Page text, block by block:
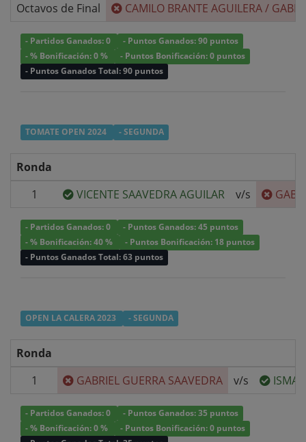
Octavos de Final
CAMILO BRANTE AGUILERA/
- Partidos Ganados: 0
- Puntos Ganados: 90 puntos
- % Bonificación: 0 %
- Puntos Bonificación: 0 puntos
- Puntos Ganados Total: 90 puntos
TOMATE OPEN 2024 - SEGUNDA
Ronda
1
VICENTE SAAVEDRA AGUILAR v/s
- Partidos Ganados: 0
- Puntos Ganados: 45 puntos
- % Bonificación: 40 %
- Puntos Bonificación: 18 puntos
- Puntos Ganados Total: 63 puntos
OPEN LA CALERA 2023 - SEGUNDA
Ronda
1
GABRIEL GUERRA SAAVEDRA v/s
- Partidos Ganados: 0
- Puntos Ganados: 35 puntos
- % Bonificación: 0 %
- Puntos Bonificación: 0 puntos